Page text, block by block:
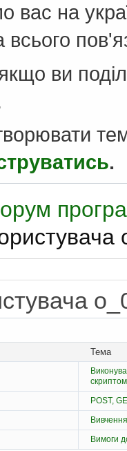
вас на
всього
ви
.
Тема
скриптом
POST,
Вимоги